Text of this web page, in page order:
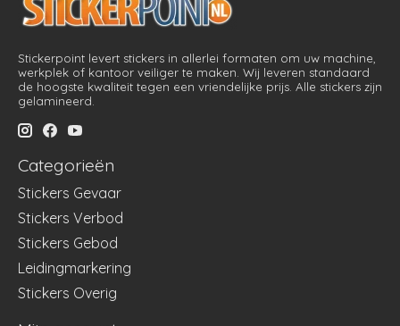
Stickerpoint levert stickers in allerlei formaten om uw machine,
werkplek of kantoor veiliger te maken. Wij leveren standaard
de hoogste kwaliteit tegen een vriendelijke prijs. Alle stickers zijn
gelamineerd.
Categorieën
Stickers Gevaar
Stickers Verbod
Stickers Gebod
Leidingmarkering
Stickers Overig